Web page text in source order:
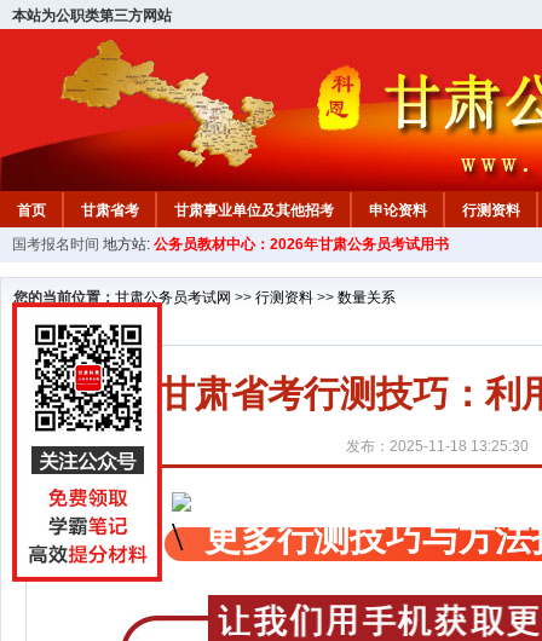
本站为公职类第三方网站
首页 甘肃省考 甘肃事业单位及其他招考 申论资料
行测资料
国考报名时间 地方站: 公务员教材中心：2026年甘肃公务员考试用书
您的当前位置： 甘肃公务员考试网 >> 行测资料 >> 数量关系
甘肃省考行测技巧：利
发布：2025-11-18 13:25:30
更多行测技巧与方法